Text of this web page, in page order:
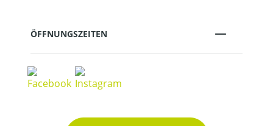
ÖFFNUNGSZEITEN